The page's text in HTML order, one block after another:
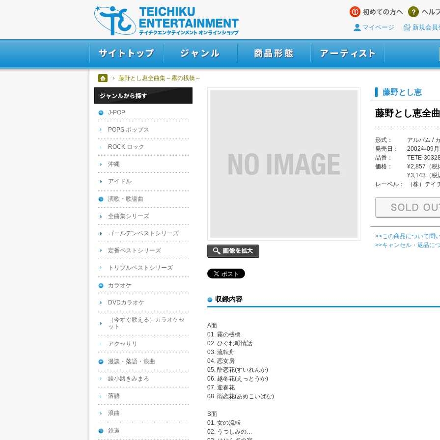
マイページ 新規会員
藤野とし恵全曲集～霧の桟橋～
藤野とし恵
藤野とし恵全
形式：
アルバム /
発売日：
2002年09月
品番：
TETE-
価格：
¥2,857（税
¥3,143（税
レーベル：
（株）テ
>>この商品について問
>>キャンセル・返品に
収録内容
A面
01. 霧の桟橋
02. ひぐれ町情話
03. 流転舟
04. 恋女房
05. 酔恋花(すいれんか)
06. 越冬花(えっとうか)
07. 迎春花
08. 雨恋花(あめこいばな)
B面
01. 女の流転
02. うつしみの…
J-POP
POPS ポップス
ROCK ロック
沖縄
アイドル
演歌・歌謡曲
全曲集シリーズ
ゴールデンベストシリーズ
定番ベストシリーズ
トリプルベストシリーズ
カラオケ
DVDカラオケ
（今すぐ歌える）カラオケセ
ット
アクセサリ
漫談・落語・浪曲
綾小路きみまろ
落語
浪曲
鉄道